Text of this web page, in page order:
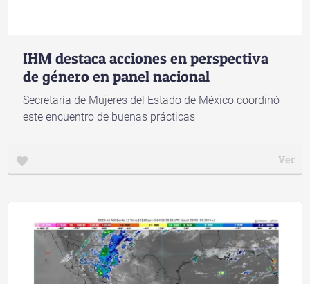
IHM destaca acciones en perspectiva
de género en panel nacional
Secretaría de Mujeres del Estado de México coordinó
este encuentro de buenas prácticas
Ver